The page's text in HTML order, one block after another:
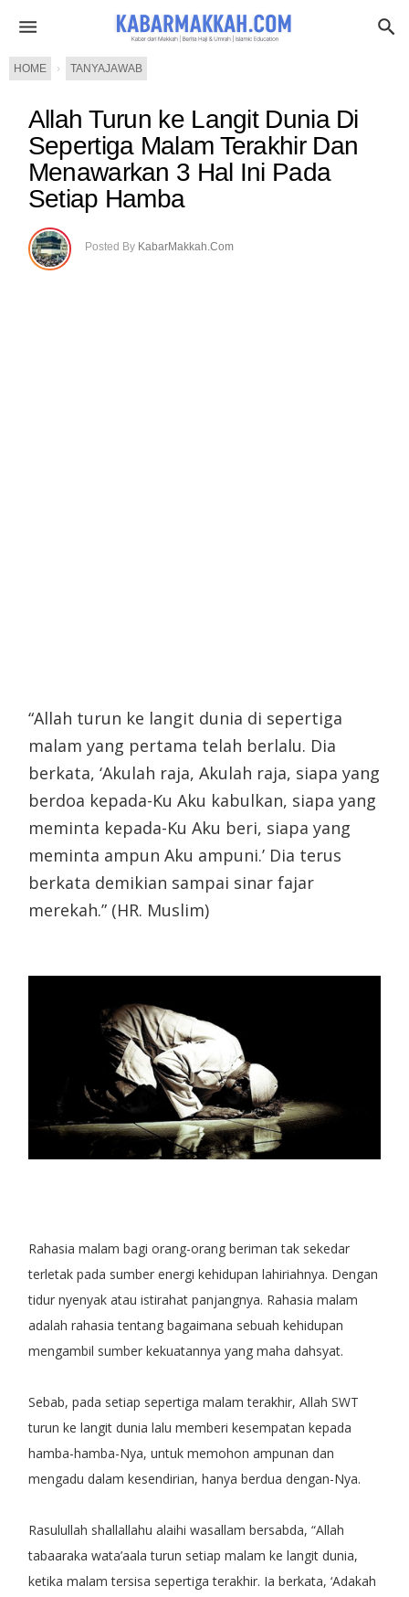
HOME › TANYAJAWAB
Allah Turun ke Langit Dunia Di
Sepertiga Malam Terakhir Dan
Menawarkan 3 Hal Ini Pada
Setiap Hamba
Posted By KabarMakkah.Com
“Allah turun ke langit dunia di sepertiga
malam yang pertama telah berlalu. Dia
berkata, ‘Akulah raja, Akulah raja, siapa yang
berdoa kepada-Ku Aku kabulkan, siapa yang
meminta kepada-Ku Aku beri, siapa yang
meminta ampun Aku ampuni.’ Dia terus
berkata demikian sampai sinar fajar
merekah.” (HR. Muslim)
Rahasia malam bagi orang-orang beriman tak sekedar
terletak pada sumber energi kehidupan lahiriahnya. Dengan
tidur nyenyak atau istirahat panjangnya. Rahasia malam
adalah rahasia tentang bagaimana sebuah kehidupan
mengambil sumber kekuatannya yang maha dahsyat.
Sebab, pada setiap sepertiga malam terakhir, Allah SWT
turun ke langit dunia lalu memberi kesempatan kepada
hamba-hamba-Nya, untuk memohon ampunan dan
mengadu dalam kesendirian, hanya berdua dengan-Nya.
Rasulullah shallallahu alaihi wasallam bersabda, “Allah
tabaaraka wata’aala turun setiap malam ke langit dunia,
ketika malam tersisa sepertiga terakhir. Ia berkata, ‘Adakah